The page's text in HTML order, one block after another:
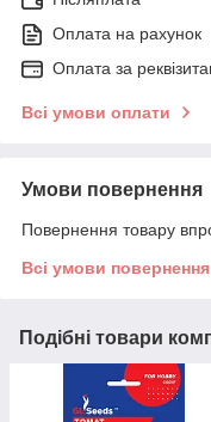
Оплата на рахунок
Оплата за
Всі умови оплати
Умови повернення
Повернення товару
Всі умови повернення
Подібні товари